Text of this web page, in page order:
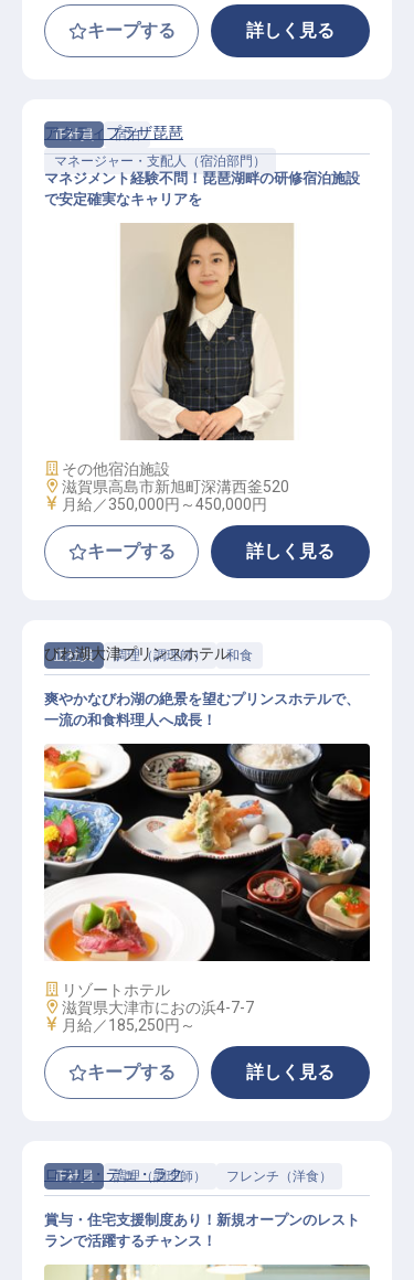
キープする 詳しく見る
正社員
宿泊
マネージャー・支配人（宿泊部門）
フロント支配人・支配人候補│月給3
5万円～／GW・夏季・年末年始休暇
アクティプラザ琵琶
マネジメント経験不問！琵琶湖畔の研修宿泊施設
で安定確実なキャリアを
施設業態
その他宿泊施設
勤務地
滋賀県高島市新旭町深溝西釜520
給与
月給／350,000円～450,000円
キープする 詳しく見る
正社員 調理（調理師） 和食
和食調理│西武グループ／月8～9休
み／賞与約4カ月分／年収385万円可
びわ湖大津プリンスホテル
爽やかなびわ湖の絶景を望むプリンスホテルで、
一流の和食料理人へ成長！
施設業態
リゾートホテル
勤務地
滋賀県大津市におの浜4-7-7
給与
月給／185,250円～
キープする 詳しく見る
正社員 調理（調理師） フレンチ（洋食）
ロテル・デュ・ラク
賞与・住宅支援制度あり！新規オープンのレスト
ランで活躍するチャンス！